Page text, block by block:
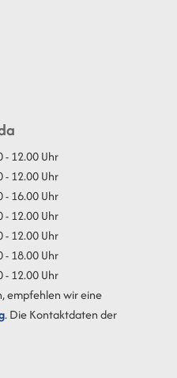
- 12.00 Uhr
- 12.00 Uhr
- 16.00 Uhr
- 12.00 Uhr
- 12.00 Uhr
- 18.00 Uhr
- 12.00 Uhr
empfehlen wir eine
. Die Kontaktdaten der